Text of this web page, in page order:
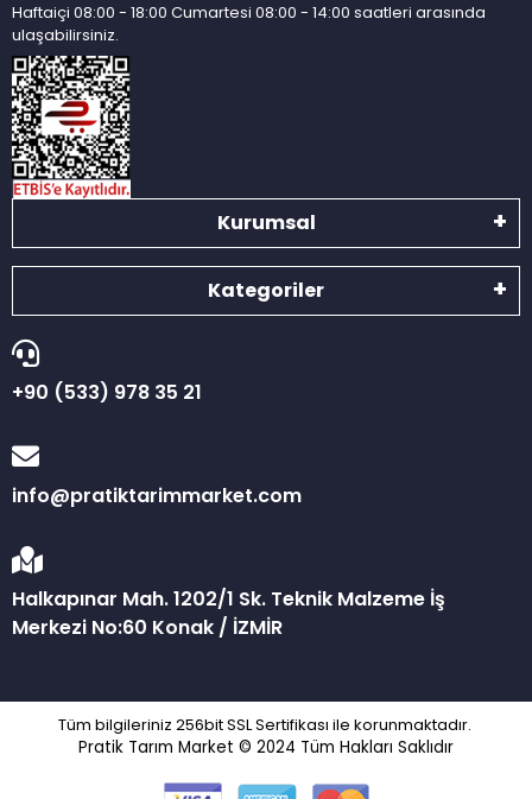
Haftaiçi 08:00 - 18:00 Cumartesi 08:00 - 14:00 saatleri arasında
ulaşabilirsiniz.
Kurumsal
Kategoriler
+90 (533) 978 35 21
info@pratiktarimmarket.com
Halkapınar Mah. 1202/1 Sk. Teknik Malzeme İş
Merkezi No:60 Konak / İZMİR
Tüm bilgileriniz 256bit SSL Sertifikası ile korunmaktadır.
Pratik Tarım Market © 2024 Tüm Hakları Saklıdır